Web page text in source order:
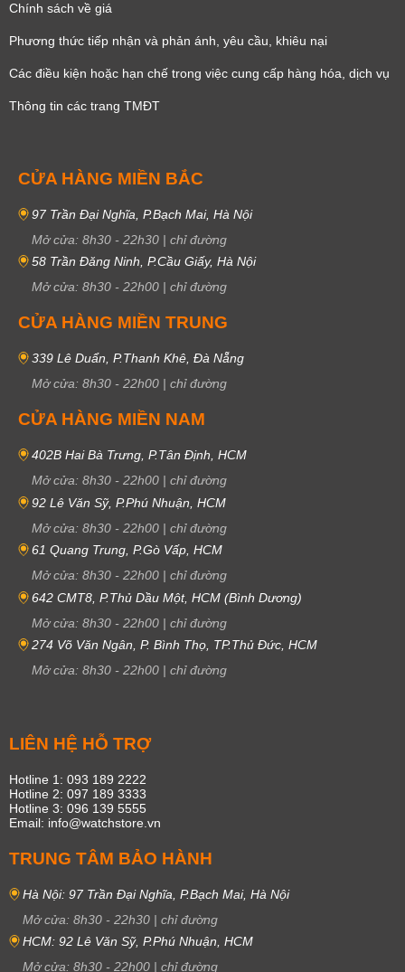
Chính sách về giá
Phương thức tiếp nhận và phản ánh, yêu cầu, khiêu nại
Các điều kiện hoặc hạn chế trong việc cung cấp hàng hóa, dịch vụ
Thông tin các trang TMĐT
CỬA HÀNG MIỀN BẮC
97 Trần Đại Nghĩa, P.Bạch Mai, Hà Nội
Mở cửa: 8h30 - 22h30 | chỉ đường
58 Trần Đăng Ninh, P.Cầu Giấy, Hà Nội
Mở cửa: 8h30 - 22h00 | chỉ đường
CỬA HÀNG MIỀN TRUNG
339 Lê Duẩn, P.Thanh Khê, Đà Nẵng
Mở cửa: 8h30 - 22h00 | chỉ đường
CỬA HÀNG MIỀN NAM
402B Hai Bà Trưng, P.Tân Định, HCM
Mở cửa: 8h30 - 22h00 | chỉ đường
92 Lê Văn Sỹ, P.Phú Nhuận, HCM
Mở cửa: 8h30 - 22h00 | chỉ đường
61 Quang Trung, P.Gò Vấp, HCM
Mở cửa: 8h30 - 22h00 | chỉ đường
642 CMT8, P.Thủ Dầu Một, HCM (Bình Dương)
Mở cửa: 8h30 - 22h00 | chỉ đường
274 Võ Văn Ngân, P. Bình Thọ, TP.Thủ Đức, HCM
Mở cửa: 8h30 - 22h00 | chỉ đường
LIÊN HỆ HỖ TRỢ
Hotline 1: 093 189 2222
Hotline 2: 097 189 3333
Hotline 3: 096 139 5555
Email: info@watchstore.vn
TRUNG TÂM BẢO HÀNH
Hà Nội: 97 Trần Đại Nghĩa, P.Bạch Mai, Hà Nội
Mở cửa: 8h30 - 22h30 | chỉ đường
HCM: 92 Lê Văn Sỹ, P.Phú Nhuận, HCM
Mở cửa: 8h30 - 22h00 | chỉ đường